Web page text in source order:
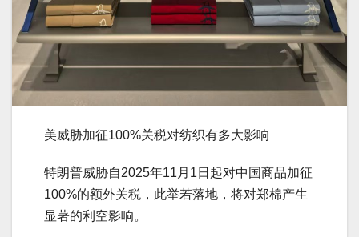
美威胁加征100%关税对纺织有多大影响
特朗普威胁自2025年11月1日起对中国商品加征
100%的额外关税，此举若落地，将对郑棉产生
显著的利空影响。